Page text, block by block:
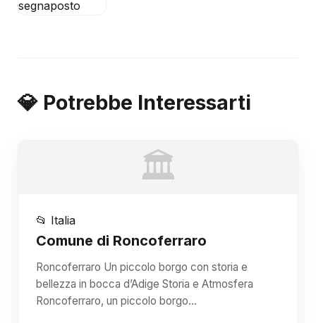
💎 Potrebbe Interessarti
🏛️
📂 Italia
Comune di Roncoferraro
Roncoferraro Un piccolo borgo con storia e
bellezza in bocca d’Adige Storia e Atmosfera
Roncoferraro, un piccolo borgo…